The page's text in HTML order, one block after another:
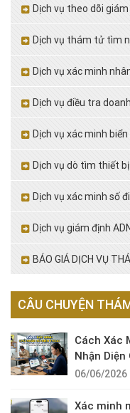
Dịch vụ theo dõi
Dịch vụ thám tử tìm
Dịch vụ xác minh
Dịch vụ điều tra
Dịch vụ xác minh biển
Dịch vụ dò tìm thiết
Dịch vụ xác minh số
Dịch vụ giám định ADN
BÁO GIÁ DỊCH VỤ
CÂU CHUYỆN
Cách Xác
Nhận
06/06/2026
Xác minh